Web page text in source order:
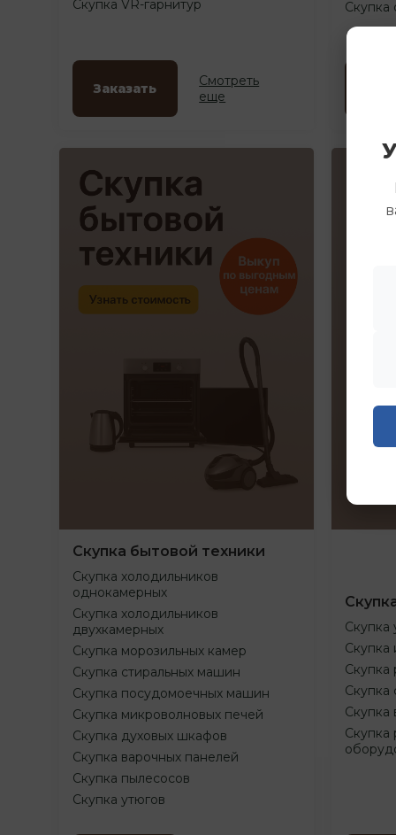
Скупка VR-гарнитур
Заказать
Смотреть
еще
Скупка
Скупка бытовой техники
Скупка холодильников
однокамерных
Скупка холодильников
двухкамерных
Скупка морозильных камер
Скупка стиральных машин
Скупка посудомоечных машин
Скупка микроволновых печей
Скупка духовых шкафов
Скупка варочных панелей
Скупка пылесосов
Скупка утюгов
Скупка
Скупка
Скупка
Скупка
Скупка
Скупка